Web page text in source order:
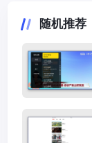
随机推荐